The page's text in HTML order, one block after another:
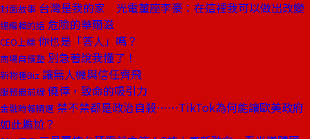
封面故事 台灣是我的家 光電董座李豪：在這裡我可以做出改變
總編輯的話 危險的華爾滋
CEO上線 你也是「答人」嗎？
商場自慢塾 別急著說我懂了！
新物種Biz 讓無人機與信任齊飛
服務最前線 僥倖，致命的吸引力
金融時報精選 禁不禁都是政治自殺⋯⋯TikTok為何能讓歐美政府
如此尷尬？